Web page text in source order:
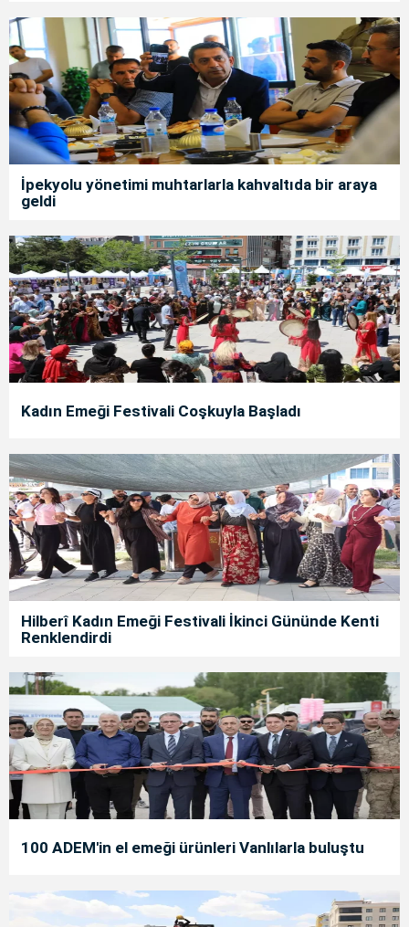
İpekyolu yönetimi muhtarlarla kahvaltıda bir araya
geldi
Kadın Emeği Festivali Coşkuyla Başladı
Hilberî Kadın Emeği Festivali İkinci Gününde Kenti
Renklendirdi
100 ADEM'in el emeği ürünleri Vanlılarla buluştu